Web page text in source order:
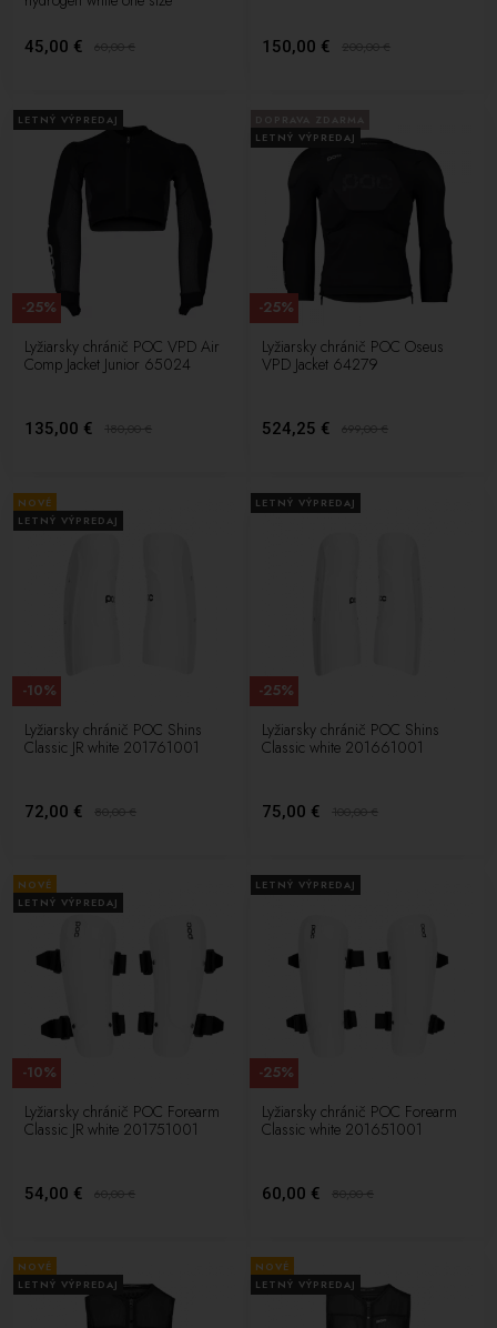
45,00 € 60,00€ 150,00 € 200,00€
LETNÝ VÝPREDAJ
Lyžiarsky chránič POC VPD Air
Comp Jacket Junior 65024
135,00 € 180,00€
-25%
LETNÝ VÝPREDAJ
Lyžiarsky chránič POC Oseus
VPD Jacket 64279
524,25 € 699,00€
-25%
NOVÉ
LETNÝ VÝPREDAJ
Lyžiarsky chránič POC Shins
Classic JR white 201761001
72,00 € 80,00€
-10%
LETNÝ VÝPREDAJ
Lyžiarsky chránič POC Shins
Classic white 201661001
75,00 € 100,00€
-25%
NOVÉ
LETNÝ VÝPREDAJ
Lyžiarsky chránič POC Forearm
Classic JR white 201751001
54,00 € 60,00€
-10%
LETNÝ VÝPREDAJ
Lyžiarsky chránič POC Forearm
Classic white 201651001
60,00 € 80,00€
-25%
NOVÉ
LETNÝ VÝPREDAJ
NOVÉ
LETNÝ VÝPREDAJ